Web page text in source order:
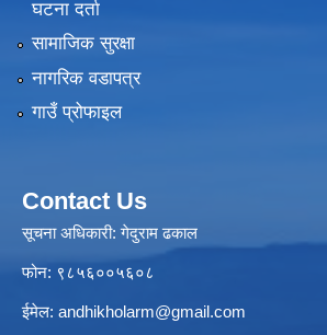
घटना दर्ता
सामाजिक सुरक्षा
नागरिक वडापत्र
गाउँ प्रोफाइल
Contact Us
सूचना अधिकारी: गेदुराम ढकाल
फोन: ९८५६००५६०८
ईमेल: andhikholarm@gmail.com